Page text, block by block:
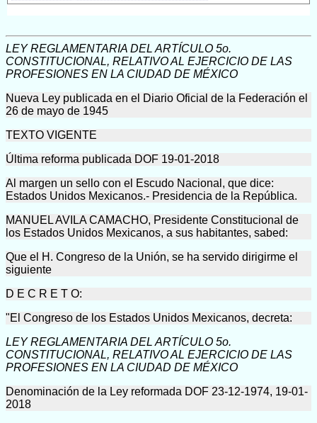
LEY REGLAMENTARIA DEL ARTÍCULO 5o.
CONSTITUCIONAL, RELATIVO AL EJERCICIO DE LAS
PROFESIONES EN LA CIUDAD DE MÉXICO
Nueva Ley publicada en el Diario Oficial de la Federación el
26 de mayo de 1945
TEXTO VIGENTE
Última reforma publicada DOF 19-01-2018
Al margen un sello con el Escudo Nacional, que dice:
Estados Unidos Mexicanos.- Presidencia de la República.
MANUEL AVILA CAMACHO, Presidente Constitucional de
los Estados Unidos Mexicanos, a sus habitantes, sabed:
Que el H. Congreso de la Unión, se ha servido dirigirme el
siguiente
D E C R E T O:
"El Congreso de los Estados Unidos Mexicanos, decreta:
LEY REGLAMENTARIA DEL ARTÍCULO 5o.
CONSTITUCIONAL, RELATIVO AL EJERCICIO DE LAS
PROFESIONES EN LA CIUDAD DE MÉXICO
Denominación de la Ley reformada DOF 23-12-1974, 19-01-
2018